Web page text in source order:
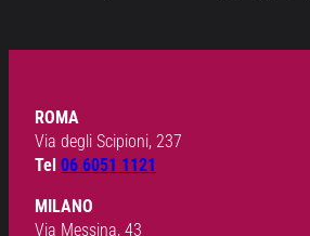
ROMA
Via degli Scipioni, 237
Tel 06 6051 1121
MILANO
Via Messina, 43